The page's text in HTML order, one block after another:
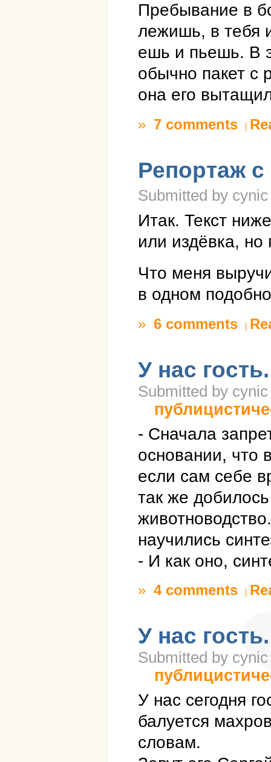
Пребывание в
лежишь, в тебя
ешь и пьешь. В
обычно пакет с
она его
» 7 comments
Репортаж
Submitted by
Итак. Текст
или издёвка,
Что меня
в одном
» 6 comments
У нас
Submitted by
- Сначала
основании, что
если сам себе
так же
научились
- И как оно,
» 4 comments
У нас
Submitted by
У нас сегодня
балуется
словам.